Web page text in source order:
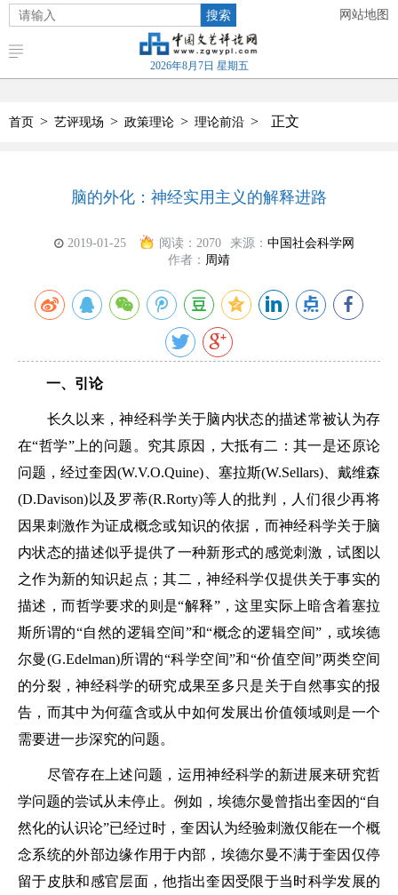
搜索 网站地图
2026年8月7日 星期五
首页 > 艺评现场 > 政策理论 > 理论前沿 > 正文
脑的外化：神经实用主义的解释进路
2019-01-25 阅读： 2070 来源： 中国社会科学网
作者： 周靖
一、引论
长久以来，神经科学关于脑内状态的描述常被认为存
在“哲学”上的问题。究其原因，大抵有二：其一是还原论
问题，经过奎因(W.V.O.Quine)、塞拉斯(W.Sellars)、戴维森
(D.Davison)以及罗蒂(R.Rorty)等人的批判，人们很少再将
因果刺激作为证成概念或知识的依据，而神经科学关于脑
内状态的描述似乎提供了一种新形式的感觉刺激，试图以
之作为新的知识起点；其二，神经科学仅提供关于事实的
描述，而哲学要求的则是“解释”，这里实际上暗含着塞拉
斯所谓的“自然的逻辑空间”和“概念的逻辑空间”，或埃德
尔曼(G.Edelman)所谓的“科学空间”和“价值空间”两类空间
的分裂，神经科学的研究成果至多只是关于自然事实的报
告，而其中为何蕴含或从中如何发展出价值领域则是一个
需要进一步深究的问题。
尽管存在上述问题，运用神经科学的新进展来研究哲
学问题的尝试从未停止。例如，埃德尔曼曾指出奎因的“自
然化的认识论”已经过时，奎因认为经验刺激仅能在一个概
念系统的外部边缘作用于内部，埃德尔曼不满于奎因仅停
留于皮肤和感官层面，他指出奎因受限于当时科学发展的